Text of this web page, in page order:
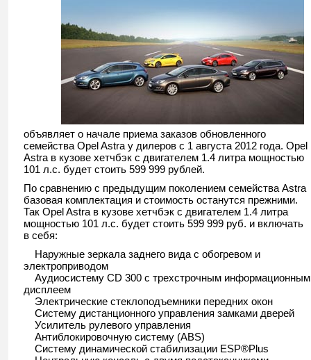
объявляет о начале приема заказов обновленного
семейства Opel Astra у дилеров с 1 августа 2012 года. Opel
Astra в кузове хетчбэк с двигателем 1.4 литра мощностью
101 л.с. будет стоить 599 999 рублей.
По сравнению с предыдущим поколением семейства Astra
базовая комплектация и стоимость останутся прежними.
Так Opel Astra в кузове хетчбэк с двигателем 1.4 литра
мощностью 101 л.с. будет стоить 599 999 руб. и включать
в себя:
Наружные зеркала заднего вида с обогревом и
электроприводом
Аудиосистему CD 300 с трехстрочным информационным
дисплеем
Электрические стеклоподъемники передних окон
Систему дистанционного управления замками дверей
Усилитель рулевого управления
Антиблокировочную систему (ABS)
Систему динамической стабилизации ESP®Plus